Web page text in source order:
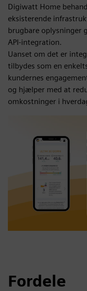
Digiwatt Home
eksisterende
brugbare oplysninger
API-integration.
Uanset om det er
tilbydes som en
kundernes
og hjælper med at
omkostninger i
Fordele